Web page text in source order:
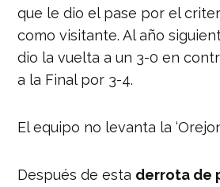
que le dio el pase por el
como visitante. Al año
dio la vuelta a un 3-0 en
a la Final por 3-4.
El equipo no levanta la
Después de esta derrota de